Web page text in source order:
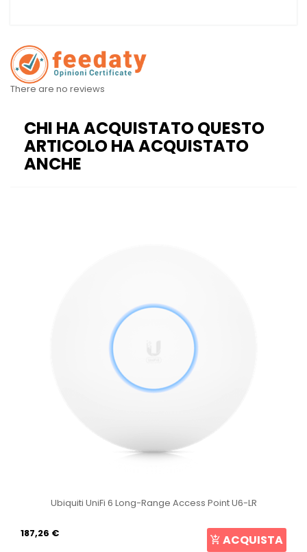
There are no reviews
CHI HA ACQUISTATO QUESTO
ARTICOLO HA ACQUISTATO
ANCHE
Ubiquiti UniFi 6 Long-Range Access Point U6-LR
187,26 € ACQUISTA